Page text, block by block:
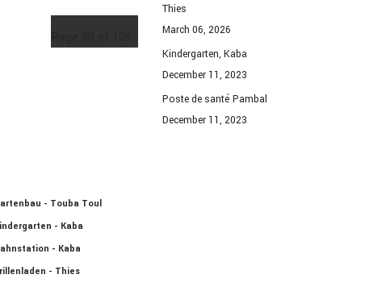
Thies
March 06, 2026
Kindergarten, Kaba
December 11, 2023
Poste de santé Pambal
December 11, 2023
- Touba Toul
- Kaba
- Kaba
- Thies